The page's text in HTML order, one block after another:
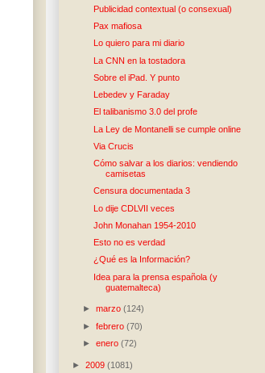
Publicidad contextual (o consexual)
Pax mafiosa
Lo quiero para mi diario
La CNN en la tostadora
Sobre el iPad. Y punto
Lebedev y Faraday
El talibanismo 3.0 del profe
La Ley de Montanelli se cumple online
Via Crucis
Cómo salvar a los diarios: vendiendo
camisetas
Censura documentada 3
Lo dije CDLVII veces
John Monahan 1954-2010
Esto no es verdad
¿Qué es la Información?
Idea para la prensa española (y
guatemalteca)
►marzo(124)
►febrero(70)
►enero(72)
► 2009 (1081)